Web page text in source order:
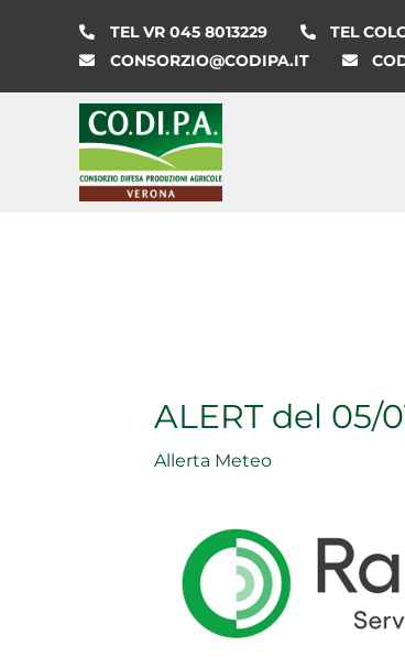
TEL VR 045 8013229 TEL
CONSORZIO@CODIPA.IT
ALERT del 05/
Allerta Meteo